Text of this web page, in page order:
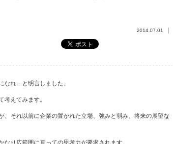
2014.07.01
なれ…と明言しました。
えてみます。
それ以前に企業の置かれた立場、強みと弱み、将来の展望な
り広範囲に亘っての思考力が要求されます。